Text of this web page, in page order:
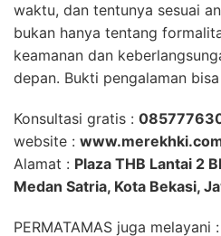
waktu, dan tentunya sesuai
bukan hanya tentang
keamanan dan
depan. Bukti pengalaman
Konsultasi gratis :
website :
Alamat : Plaza THB Lantai 2
Medan Satria, Kota Bekasi,
PERMATAMAS juga melayani :